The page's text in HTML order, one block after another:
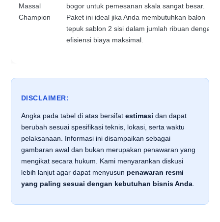
Massal
Champion
bogor untuk pemesanan skala sangat besar.
Paket ini ideal jika Anda membutuhkan balon
tepuk sablon 2 sisi dalam jumlah ribuan dengan
efisiensi biaya maksimal.
DISCLAIMER:
Angka pada tabel di atas bersifat estimasi dan dapat
berubah sesuai spesifikasi teknis, lokasi, serta waktu
pelaksanaan. Informasi ini disampaikan sebagai
gambaran awal dan bukan merupakan penawaran yang
mengikat secara hukum. Kami menyarankan diskusi
lebih lanjut agar dapat menyusun penawaran resmi
yang paling sesuai dengan kebutuhan bisnis Anda.